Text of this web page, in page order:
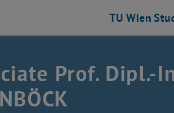
TU Wien
Prof. Dipl.-